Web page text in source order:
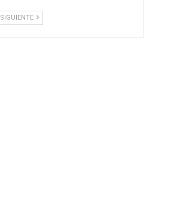
SIGUIENTE